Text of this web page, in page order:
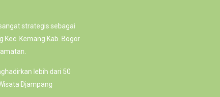
strategis sebagai
Kec. Kemang Kab. Bogor
lebih dari 50
Djampang